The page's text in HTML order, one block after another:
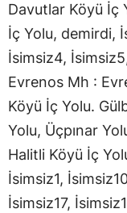
Davutlar Köyü İç
İç Yolu, demirdi,
İsimsiz4,
Evrenos Mh :
Köyü İç Yolu.
Yolu, Üçpınar
Halitli Köyü İç
İsimsiz1,
İsimsiz17,